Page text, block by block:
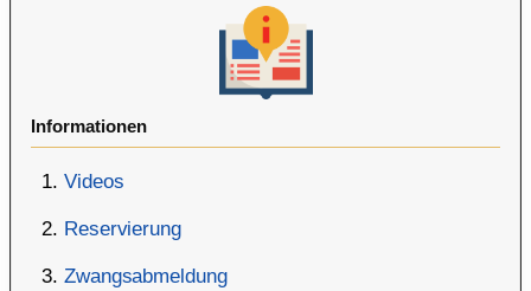
Informationen
Videos
Reservierung
Zwangsabmeldung